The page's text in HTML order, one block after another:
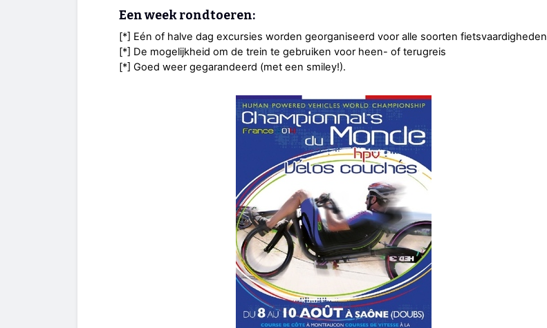
Een week rondtoeren:
[*] Eén of halve dag excursies worden georganiseerd voor alle soorten fietsvaardigheden
[*] De mogelijkheid om de trein te gebruiken voor heen- of terugreis
[*] Goed weer gegarandeerd (met een smiley!).